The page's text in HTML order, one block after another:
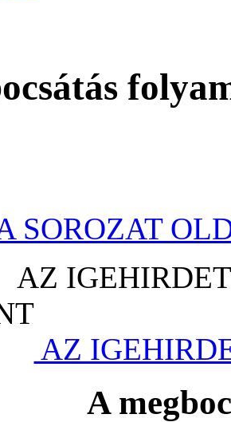
SOROZAT
AZ
AZ
A